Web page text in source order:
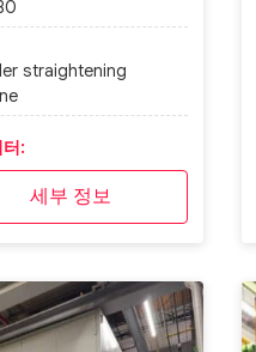
straightening
:
세부 정보